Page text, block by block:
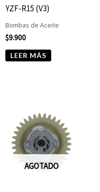
YZF-R15 (V3)
Bombas de Aceite
$9.900
LEER MÁS
AGOTADO